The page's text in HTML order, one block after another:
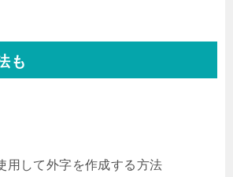
も
用して外字を作成する方法